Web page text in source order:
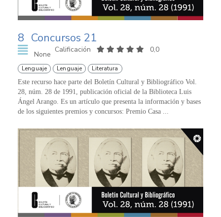
8 Concursos 21
None
Calificación 0,0
Lenguaje Lenguaje Literatura
Este recurso hace parte del Boletín Cultural y Bibliográfico Vol.
28, núm. 28 de 1991, publicación oficial de la Biblioteca Luis
Ángel Arango. Es un artículo que presenta la información y bases
de los siguientes premios y concursos: Premio Casa ...